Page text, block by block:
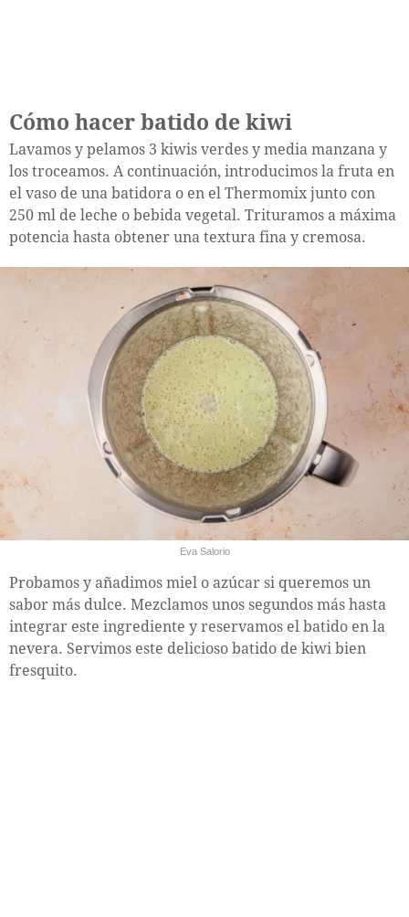
Cómo hacer batido de kiwi
Lavamos y pelamos 3 kiwis verdes y media manzana y
los troceamos. A continuación, introducimos la fruta en
el vaso de una batidora o en el Thermomix junto con
250 ml de leche o bebida vegetal. Trituramos a máxima
potencia hasta obtener una textura fina y cremosa.
Eva Salorio
Probamos y añadimos miel o azúcar si queremos un
sabor más dulce. Mezclamos unos segundos más hasta
integrar este ingrediente y reservamos el batido en la
nevera. Servimos este delicioso batido de kiwi bien
fresquito.